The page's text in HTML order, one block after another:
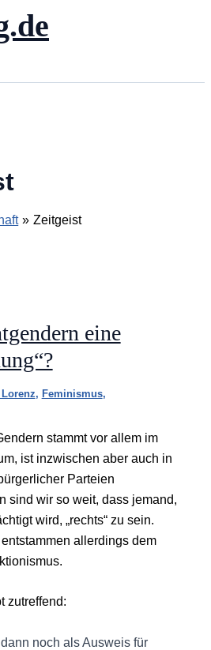
Zeitgeist
eine
, Feminismus,
stammt vor allem im
ist inzwischen aber auch in
Parteien
sind wir so weit, dass jemand,
wird, „rechts“ zu sein.
allerdings dem
zutreffend:
noch als Ausweis für